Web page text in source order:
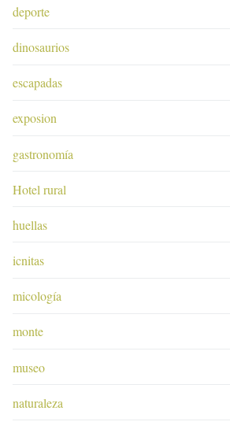
deporte
dinosaurios
escapadas
exposion
gastronomía
Hotel rural
huellas
icnitas
micología
monte
museo
naturaleza